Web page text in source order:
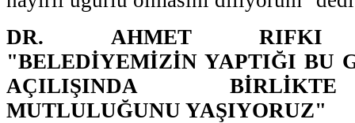
DR. AHMET RIFKI
"BELEDİYEMİZİN YAPTIĞI BU
AÇILIŞINDA
MUTLULUĞUNU YAŞIYORUZ"